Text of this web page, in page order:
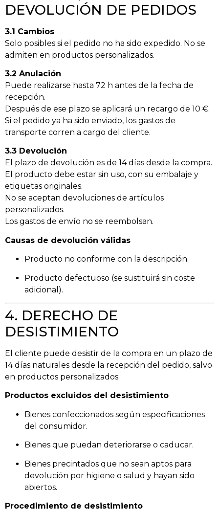
DEVOLUCIÓN DE PEDIDOS
3.1 Cambios
Solo posibles si el pedido no ha sido expedido. No se
admiten en productos personalizados.
3.2 Anulación
Puede realizarse hasta 72 h antes de la fecha de
recepción.
Después de ese plazo se aplicará un recargo de 10 €.
Si el pedido ya ha sido enviado, los gastos de
transporte corren a cargo del cliente.
3.3 Devolución
El plazo de devolución es de 14 días desde la compra.
El producto debe estar sin uso, con su embalaje y
etiquetas originales.
No se aceptan devoluciones de artículos
personalizados.
Los gastos de envío no se reembolsan.
Causas de devolución válidas
Producto no conforme con la descripción.
Producto defectuoso (se sustituirá sin coste
adicional).
4. DERECHO DE
DESISTIMIENTO
El cliente puede desistir de la compra en un plazo de
14 días naturales desde la recepción del pedido, salvo
en productos personalizados.
Productos excluidos del desistimiento
Bienes confeccionados según especificaciones
del consumidor.
Bienes que puedan deteriorarse o caducar.
Bienes precintados que no sean aptos para
devolución por higiene o salud y hayan sido
abiertos.
Procedimiento de desistimiento